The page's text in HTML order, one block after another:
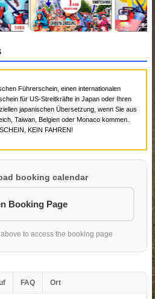
Führerschein, einen internationalen
für US-Streitkräfte in Japan oder Ihren
japanischen Übersetzung, wenn Sie aus
Taiwan, Belgien oder Monaco kommen.
KEIN FAHREN!
booking calendar
Booking Page
to access the booking page
FAQ Ort